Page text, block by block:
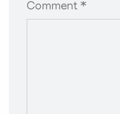
Comment *